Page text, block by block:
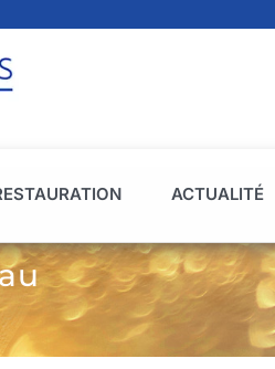
ACTUALITÉ